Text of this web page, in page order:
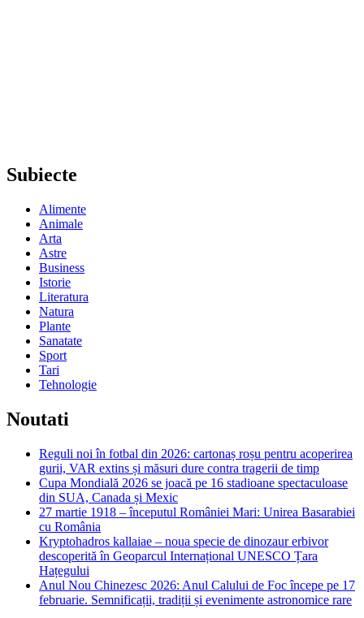
Subiecte
Alimente
Animale
Arta
Astre
Business
Istorie
Literatura
Natura
Plante
Sanatate
Sport
Tari
Tehnologie
Noutati
Reguli noi în fotbal din 2026: cartonaș roșu pentru acoperirea
gurii, VAR extins și măsuri dure contra tragerii de timp
Cupa Mondială 2026 se joacă pe 16 stadioane spectaculoase
din SUA, Canada și Mexic
27 martie 1918 – începutul României Mari: Unirea Basarabiei
cu România
Kryptohadros kallaiae – noua specie de dinozaur erbivor
descoperită în Geoparcul Internațional UNESCO Țara
Hațegului
Anul Nou Chinezesc 2026: Anul Calului de Foc începe pe 17
februarie. Semnificații, tradiții și evenimente astronomice rare